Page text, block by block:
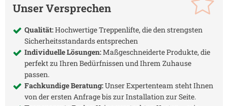
Unser Versprechen
Qualität:Hochwertige Treppenlifte, die den strengsten
Sicherheitsstandards entsprechen
Individuelle Lösungen:Maßgeschneiderte Produkte, die
perfekt zu Ihren Bedürfnissen und Ihrem Zuhause
passen.
Fachkundige Beratung:Unser Expertenteam steht Ihnen
von der ersten Anfrage bis zur Installation zur Seite.